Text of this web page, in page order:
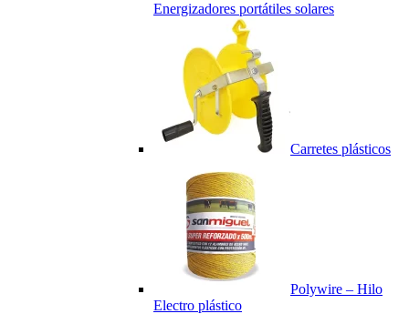
Energizadores portátiles solares
Carretes plásticos
Polywire – Hilo
Electro plástico